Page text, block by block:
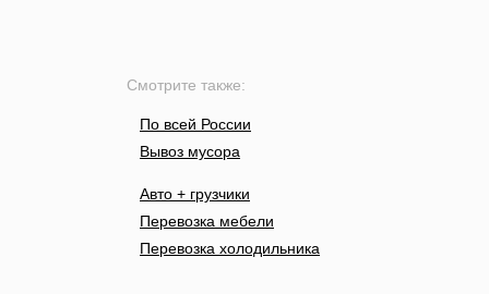
Смотрите также:
По всей России
Вывоз мусора
Авто + грузчики
Перевозка мебели
Перевозка холодильника